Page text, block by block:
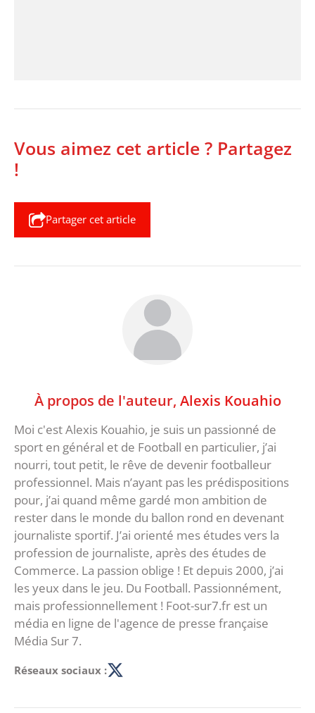
Vous aimez cet article ? Partagez
!
Partager cet article
À propos de l'auteur, Alexis Kouahio
Moi c'est Alexis Kouahio, je suis un passionné de
sport en général et de Football en particulier, j’ai
nourri, tout petit, le rêve de devenir footballeur
professionnel. Mais n’ayant pas les prédispositions
pour, j’ai quand même gardé mon ambition de
rester dans le monde du ballon rond en devenant
journaliste sportif. J’ai orienté mes études vers la
profession de journaliste, après des études de
Commerce. La passion oblige ! Et depuis 2000, j’ai
les yeux dans le jeu. Du Football. Passionnément,
mais professionnellement ! Foot-sur7.fr est un
média en ligne de l'agence de presse française
Média Sur 7.
Réseaux sociaux :